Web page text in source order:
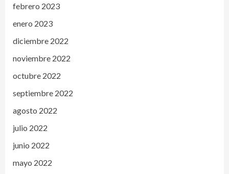
febrero 2023
enero 2023
diciembre 2022
noviembre 2022
octubre 2022
septiembre 2022
agosto 2022
julio 2022
junio 2022
mayo 2022